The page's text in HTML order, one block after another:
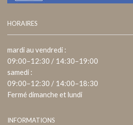
HORAIRES
mardi au vendredi :
09:00–12:30 / 14:30–19:00
samedi :
09:00–12:30 / 14:00–18:30
Fermé dimanche et lundi
INFORMATIONS